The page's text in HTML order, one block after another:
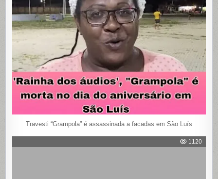
Travesti “Grampola” é assassinada a facadas em São Luís
1120